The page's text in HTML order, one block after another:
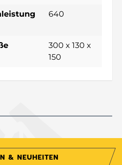
640
300 x 130 x
150
& NEUHEITEN